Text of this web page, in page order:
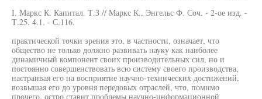
I. Маркс К. Капитал. Т.З // Маркс К., Энгельс Ф. Соч. - 2-ое изд. -
Т.25. 4.1. - С.116.
практической точки зрения это, в частности, означает, что
общество не только должно развивать науку как наиболее
динамичный компонент своих производительных сил, но и
постоянно совершенствовать всю систему своего производства,
настраивая его на восприятие научно-технических достижений,
возвышая его до уровня передовых отраслей, что, помимо
прочего, остро ставит проблемы научно-информационной